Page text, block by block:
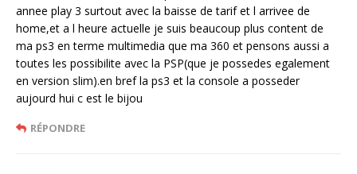
annee play 3 surtout avec la baisse de tarif et l arrivee de
home,et a l heure actuelle je suis beaucoup plus content de
ma ps3 en terme multimedia que ma 360 et pensons aussi a
toutes les possibilite avec la PSP(que je possedes egalement
en version slim).en bref la ps3 et la console a posseder
aujourd hui c est le bijou
RÉPONDRE